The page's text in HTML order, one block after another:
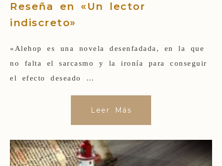
Reseña en «Un lector
indiscreto»
«Alehop es una novela desenfadada, en la que
no falta el sarcasmo y la ironía para conseguir
el efecto deseado …
Leer Más